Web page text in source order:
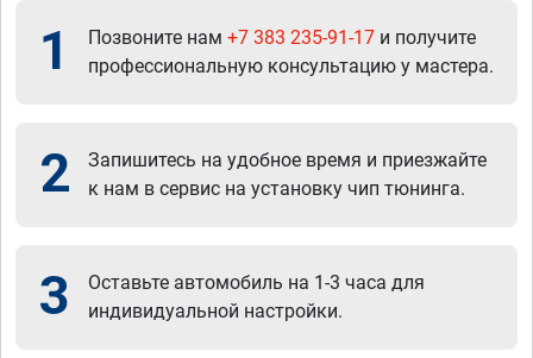
1 Позвоните нам +7 383 235-91-17 и получите
профессиональную консультацию у мастера.
2
Запишитесь на удобное время и приезжайте
к нам в сервис на установку чип тюнинга.
3
Оставьте автомобиль на 1-3 часа для
индивидуальной настройки.